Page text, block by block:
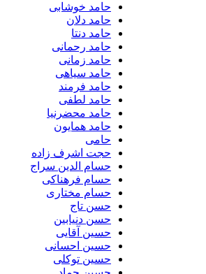
حامد خوشابی
حامد دلان
حامد دنتا
حامد رحمانی
حامد زمانی
حامد سیاهی
حامد فرمند
حامد لطفی
حامد محضرنیا
حامد همایون
حجت اشرف زاده
حسام الدین سراج
حسام فرهناکی
حسام مختاری
حسن تاج
حسن دنیابین
حسین آقایی
حسین احسانی
حسین توکلی